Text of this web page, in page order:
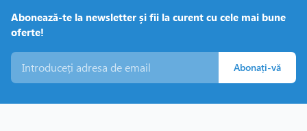
Abonează-te la newsletter și fii la curent cu cele mai bune
oferte!
Abonați-vă